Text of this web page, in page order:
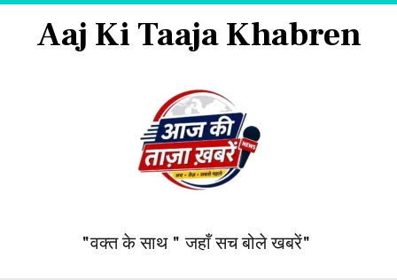
Aaj Ki Taaja Khabren
"वक्त के साथ " जहाँ सच बोले खबरें"